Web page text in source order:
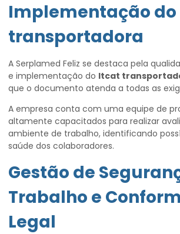
Implementação do
transportadora
A Serplamed Feliz se destaca pela
e implementação do ltcat
que o documento atenda a todas as
A empresa conta com uma equipe de
altamente capacitados para realizar
ambiente de trabalho, identificando
saúde dos colaboradores.
Gestão de
Trabalho e
Legal